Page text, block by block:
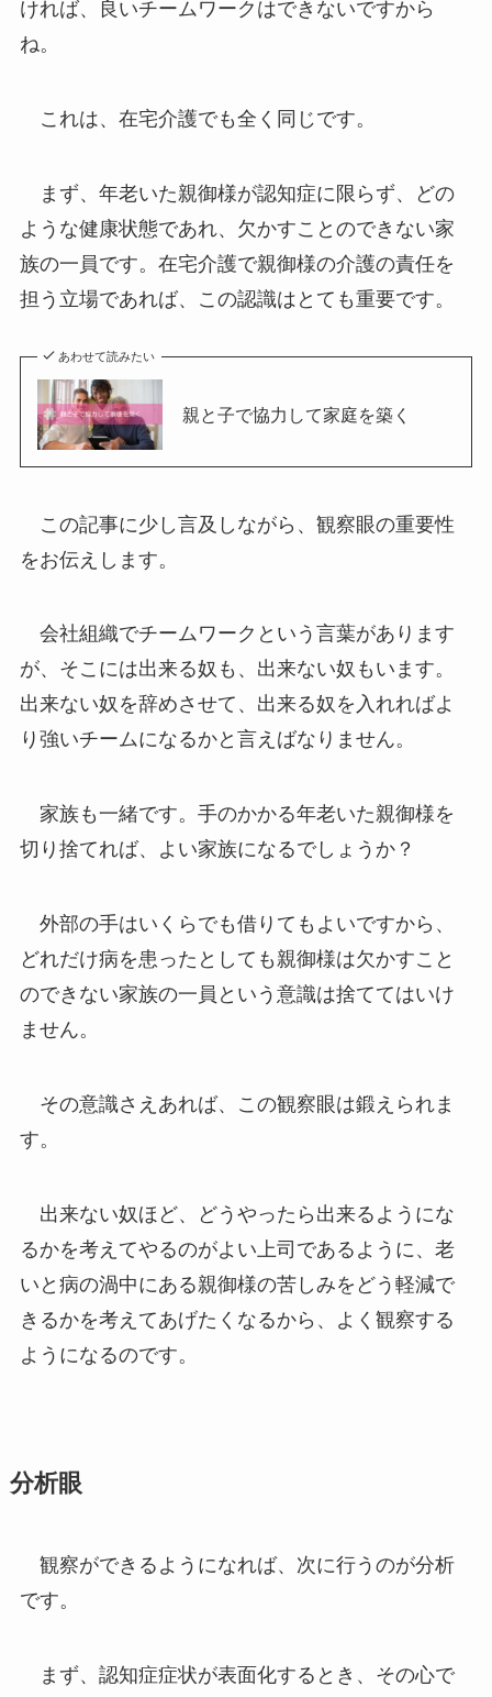
ければ、良いチームワークはできないですから
ね。
これは、在宅介護でも全く同じです。
まず、年老いた親御様が認知症に限らず、どの
ような健康状態であれ、欠かすことのできない家
族の一員です。在宅介護で親御様の介護の責任を
担う立場であれば、この認識はとても重要です。
あわせて読みたい
親と子で協力して家庭を築く
この記事に少し言及しながら、観察眼の重要性
をお伝えします。
会社組織でチームワークという言葉があります
が、そこには出来る奴も、出来ない奴もいます。
出来ない奴を辞めさせて、出来る奴を入れればよ
り強いチームになるかと言えばなりません。
家族も一緒です。手のかかる年老いた親御様を
切り捨てれば、よい家族になるでしょうか？
外部の手はいくらでも借りてもよいですから、
どれだけ病を患ったとしても親御様は欠かすこと
のできない家族の一員という意識は捨ててはいけ
ません。
その意識さえあれば、この観察眼は鍛えられま
す。
出来ない奴ほど、どうやったら出来るようにな
るかを考えてやるのがよい上司であるように、老
いと病の渦中にある親御様の苦しみをどう軽減で
きるかを考えてあげたくなるから、よく観察する
ようになるのです。
分析眼
観察ができるようになれば、次に行うのが分析
です。
まず、認知症症状が表面化するとき、その心で